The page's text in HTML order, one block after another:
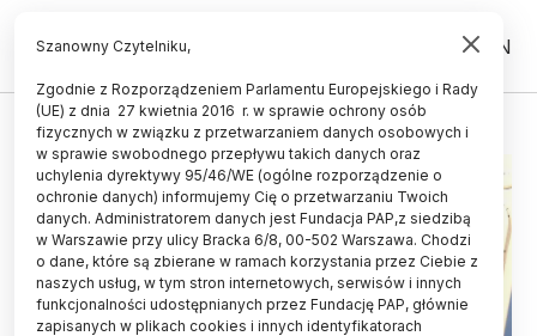
PL EN
ZWŁÓKNIENIE
Szanowny Czytelniku,
Zgodnie z Rozporządzeniem Parlamentu Europejskiego i Rady
(UE) z dnia 27 kwietnia 2016 r. w sprawie ochrony osób
fizycznych w związku z przetwarzaniem danych osobowych i
w sprawie swobodnego przepływu takich danych oraz
uchylenia dyrektywy 95/46/WE (ogólne rozporządzenie o
ochronie danych) informujemy Cię o przetwarzaniu Twoich
danych. Administratorem danych jest Fundacja PAP,z siedzibą
w Warszawie przy ulicy Bracka 6/8, 00-502 Warszawa. Chodzi
o dane, które są zbierane w ramach korzystania przez Ciebie z
naszych usług, w tym stron internetowych, serwisów i innych
funkcjonalności udostępnianych przez Fundację PAP, głównie
zapisanych w plikach cookies i innych identyfikatorach